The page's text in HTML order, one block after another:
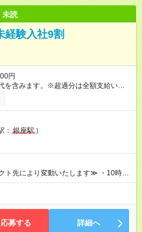
未読
経験入社9割
円
を含みます。※超過分は全額支給いたし
円／月 みなし残業時間 12時間／月 -
≪経験者の方は以下と
費＋各種手当 ※固定残業代（30時間/6
超過分は追加支給いたします 能力やス
定。経験者の方は前給考慮も可能で
与で還元しています。 実際にほぼ全員
だけ、収入アップも目指せる環境で
と異なる部分があります。 雇用形態：
与：月給 230,000円以上 上記額にはみ
： 銀座駅 ）
ト先により変動いたします≫ ・10時00
間） ・9時00分～18時00分（休憩1時
間を楽しむ社員も多くいます◎
応募する 詳細へ